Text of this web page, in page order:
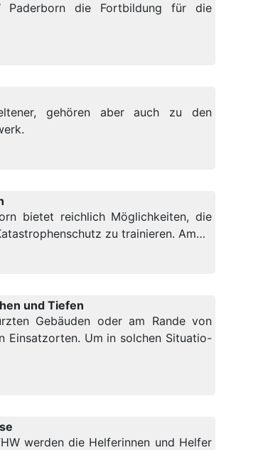
die Fortbildung für die
gehören aber auch zu den
bietet reichlich Möglichkeiten, die
zu trainieren. Am…
und Tiefen
Gebäuden oder am Rande von
Einsatzorten. Um in solchen Situatio-
werden die Helferinnen und Helfer